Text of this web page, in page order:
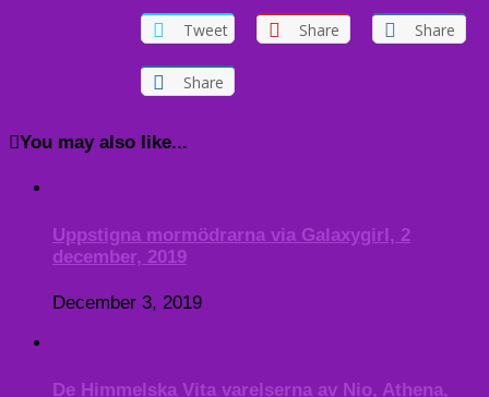
Tweet Share Share
Share
You may also like...
Uppstigna mormödrarna via Galaxygirl, 2
december, 2019
December 3, 2019
De Himmelska Vita varelserna av Nio, Athena,